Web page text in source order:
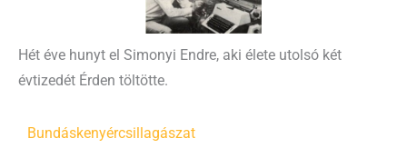
Hét éve hunyt el Simonyi Endre, aki élete utolsó két
évtizedét Érden töltötte.
Bundáskenyércsillagászat